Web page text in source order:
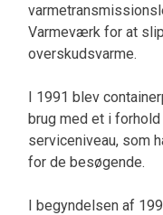
Varmeværk for at
overskudsvarme.
I 1991 blev
brug med et i
serviceniveau, som
for de besøgende.
I begyndelsen af